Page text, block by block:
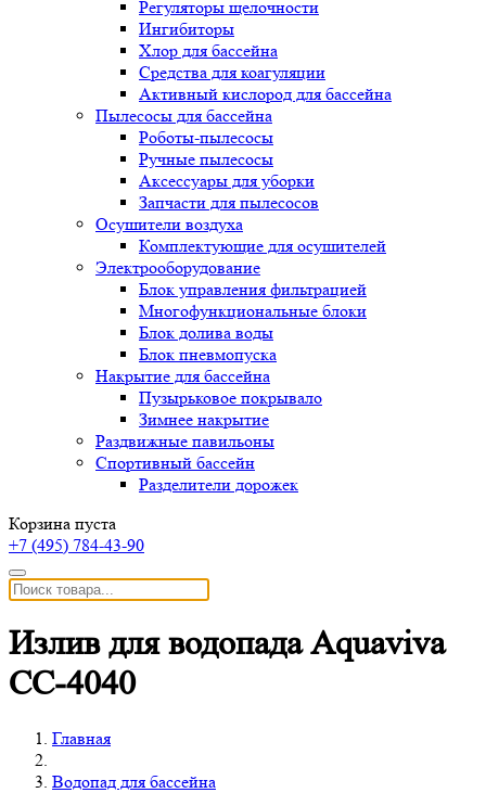
Регуляторы щелочности
Ингибиторы
Хлор для бассейна
Средства для коагуляции
Активный кислород для бассейна
Пылесосы для бассейна
Роботы-пылесосы
Ручные пылесосы
Аксессуары для уборки
Запчасти для пылесосов
Осушители воздуха
Комплектующие для осушителей
Электрооборудование
Блок управления фильтрацией
Многофункциональные блоки
Блок долива воды
Блок пневмопуска
Накрытие для бассейна
Пузырьковое покрывало
Зимнее накрытие
Раздвижные павильоны
Спортивный бассейн
Разделители дорожек
Корзина пуста
+7 (495) 784-43-90
Излив для водопада Aquaviva
CС-4040
Главная
Водопад для бассейна